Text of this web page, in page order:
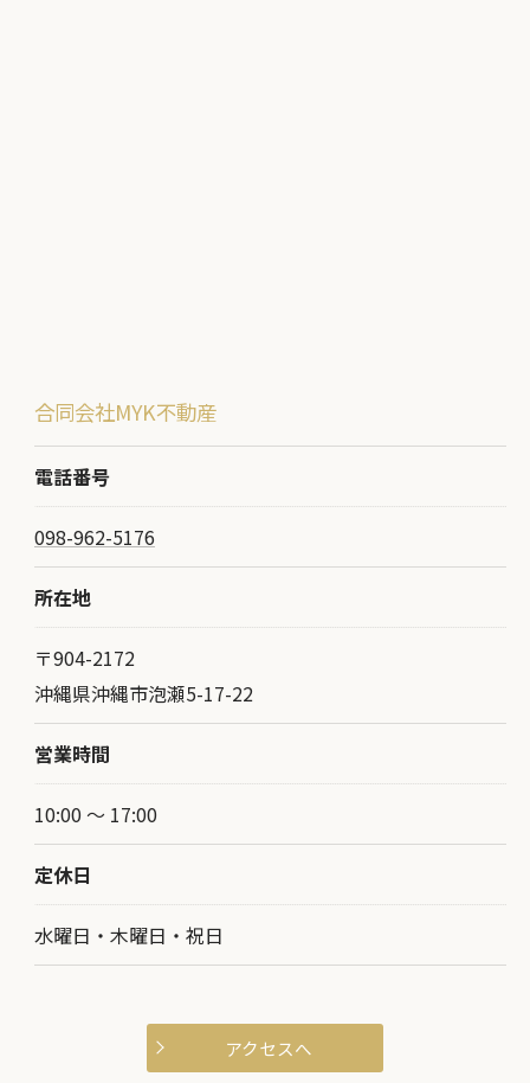
合同会社MYK不動産
電話番号
098-962-5176
所在地
〒904-2172
沖縄県沖縄市泡瀬5-17-22
営業時間
10:00 ～ 17:00
定休日
水曜日・木曜日・祝日
アクセスへ